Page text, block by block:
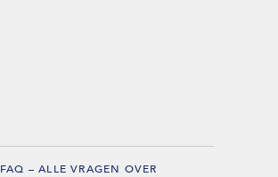
FAQ – ALLE VRAGEN OVER